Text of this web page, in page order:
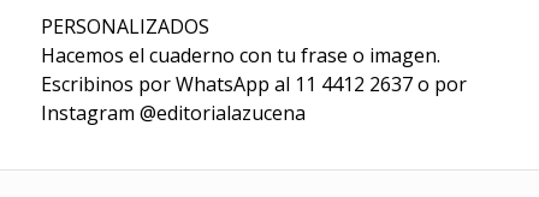
PERSONALIZADOS
Hacemos el cuaderno con tu frase o imagen.
Escribinos por WhatsApp al 11 4412 2637 o por
Instagram @editorialazucena